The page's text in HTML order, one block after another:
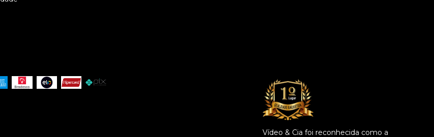
Vídeo & Cia foi reconhecida como a